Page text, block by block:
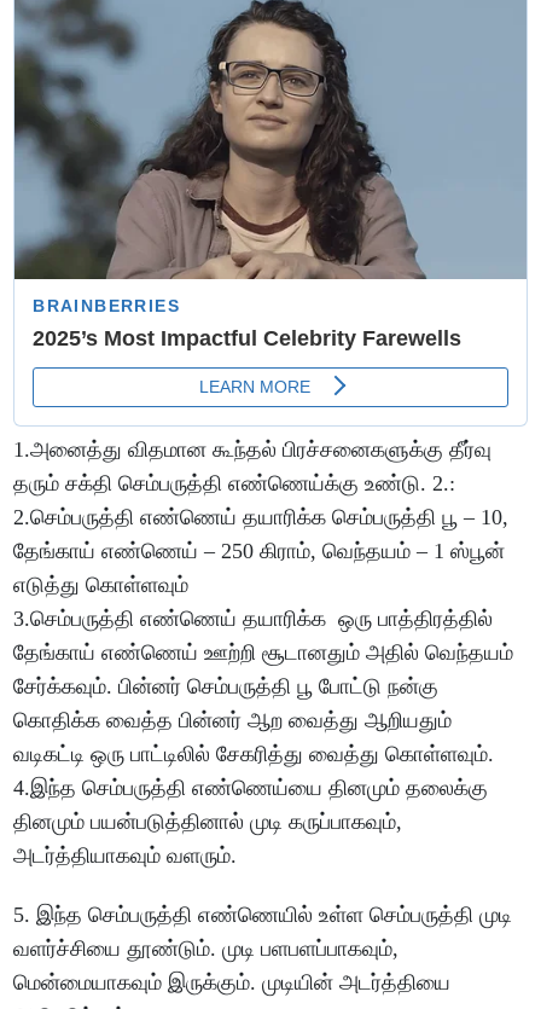
1.அனைத்து விதமான கூந்தல் பிரச்சனைகளுக்கு தீர்வு
தரும் சக்தி செம்பருத்தி எண்ணெய்க்கு உண்டு. 2.:
2.செம்பருத்தி எண்ணெய் தயாரிக்க செம்பருத்தி பூ – 10,
தேங்காய் எண்ணெய் – 250 கிராம், வெந்தயம் – 1 ஸ்பூன்
எடுத்து கொள்ளவும்
3.செம்பருத்தி எண்ணெய் தயாரிக்க ஒரு பாத்திரத்தில்
தேங்காய் எண்ணெய் ஊற்றி சூடானதும் அதில் வெந்தயம்
சேர்க்கவும். பின்னர் செம்பருத்தி பூ போட்டு நன்கு
கொதிக்க வைத்த பின்னர் ஆற வைத்து ஆறியதும்
வடிகட்டி ஒரு பாட்டிலில் சேகரித்து வைத்து கொள்ளவும்.
4.இந்த செம்பருத்தி எண்ணெய்யை தினமும் தலைக்கு
தினமும் பயன்படுத்தினால் முடி கருப்பாகவும்,
அடர்த்தியாகவும் வளரும்.
5. இந்த செம்பருத்தி எண்ணெயில் உள்ள செம்பருத்தி முடி
வளர்ச்சியை தூண்டும். முடி பளபளப்பாகவும்,
மென்மையாகவும் இருக்கும். முடியின் அடர்த்தியை